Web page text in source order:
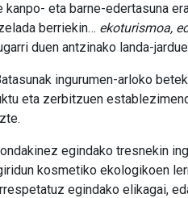
eta barne-edertasuna
berriekin… ekoturismoa,
duen antzinako landa-
ingurumen-arloko
eta zerbitzuen
egindako tresnekin
kosmetiko ekologikoen
egindako elikagai,